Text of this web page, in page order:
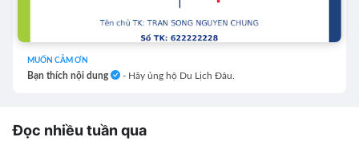
MUỐN CẢM ƠN
Bạn thích nội dung - Hãy ủng hộ Du Lịch Đâu.
Đọc nhiều tuần qua